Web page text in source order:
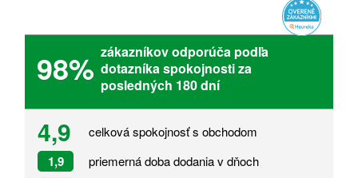
98% zákazníkov odporúča podľa
dotazníka spokojnosti za
posledných 180 dní
4,9 celková spokojnosť s obchodom
1,9 priemerná doba dodania v dňoch